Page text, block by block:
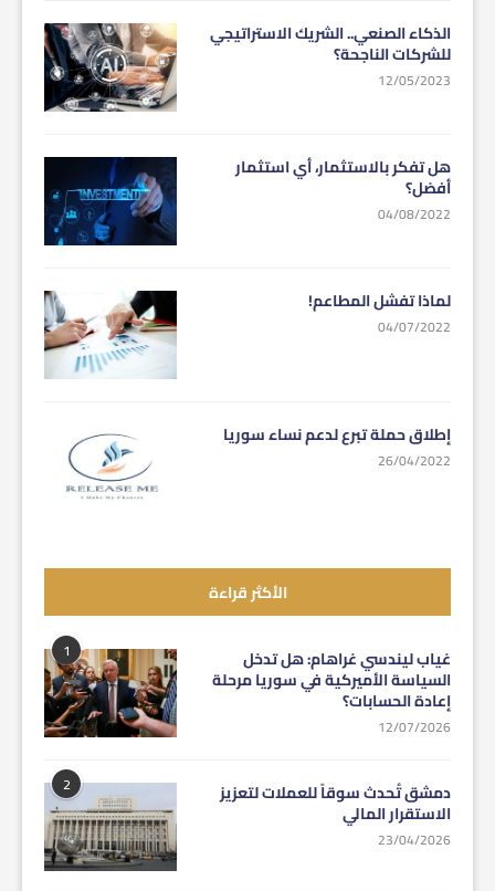
الذكاء الصنعي.. الشريك الاستراتيجي
للشركات الناجحة؟
12/05/2023
هل تفكر بالاستثمار، أي استثمار
أفضل؟
04/08/2022
لماذا تفشل المطاعم!
04/07/2022
إطلاق حملة تبرع لدعم نساء سوريا
26/04/2022
الأكثر قراءة
1 غياب ليندسي غراهام: هل تدخل
السياسة الأميركية في سوريا مرحلة
إعادة الحسابات؟
12/07/2026
2 دمشق تُحدث سوقاً للعملات لتعزيز
الاستقرار المالي
23/04/2026